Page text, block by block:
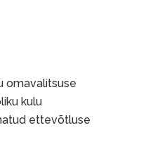
omavalitsuse
kulu
ettevõtluse